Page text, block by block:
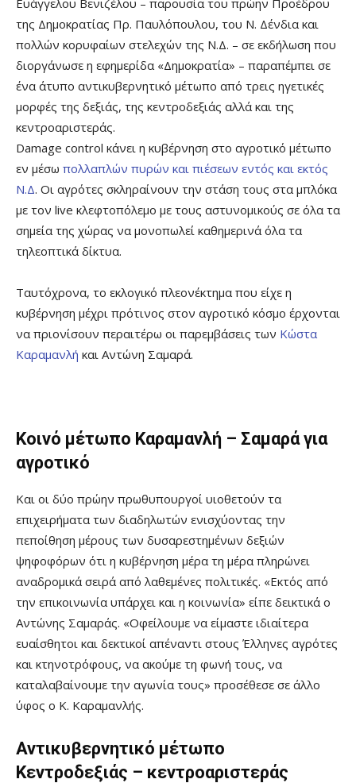
της Δημοκρατίας Πρ. Παυλόπουλου, του Ν. Δένδια και
πολλών κορυφαίων στελεχών της Ν.Δ. – σε εκδήλωση που
διοργάνωσε η εφημερίδα «Δημοκρατία» – παραπέμπει σε
ένα άτυπο αντικυβερνητικό μέτωπο από τρεις ηγετικές
μορφές της δεξιάς, της κεντροδεξιάς αλλά και της
κεντροαριστεράς.
Damage control κάνει η κυβέρνηση στο αγροτικό μέτωπο
εν μέσω πολλαπλών πυρών και πιέσεων εντός και εκτός
Ν.Δ. Οι αγρότες σκληραίνουν την στάση τους στα μπλόκα
με τον live κλεφτοπόλεμο με τους αστυνομικούς σε όλα τα
σημεία της χώρας να μονοπωλεί καθημερινά όλα τα
τηλεοπτικά δίκτυα.
Ταυτόχρονα, το εκλογικό πλεονέκτημα που είχε η
κυβέρνηση μέχρι πρότινος στον αγροτικό κόσμο έρχονται
να πριονίσουν περαιτέρω οι παρεμβάσεις των Κώστα
Καραμανλή και Αντώνη Σαμαρά.
Κοινό μέτωπο Καραμανλή – Σαμαρά για
αγροτικό
Και οι δύο πρώην πρωθυπουργοί υιοθετούν τα
επιχειρήματα των διαδηλωτών ενισχύοντας την
πεποίθηση μέρους των δυσαρεστημένων δεξιών
ψηφοφόρων ότι η κυβέρνηση μέρα τη μέρα πληρώνει
αναδρομικά σειρά από λαθεμένες πολιτικές. «Εκτός από
την επικοινωνία υπάρχει και η κοινωνία» είπε δεικτικά ο
Αντώνης Σαμαράς. «Οφείλουμε να είμαστε ιδιαίτερα
ευαίσθητοι και δεκτικοί απέναντι στους Έλληνες αγρότες
και κτηνοτρόφους, να ακούμε τη φωνή τους, να
καταλαβαίνουμε την αγωνία τους» προσέθεσε σε άλλο
ύφος ο Κ. Καραμανλής.
Αντικυβερνητικό μέτωπο
Κεντροδεξιάς – κεντροαριστεράς